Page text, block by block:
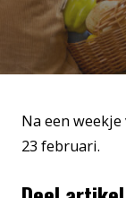
Na een
23 februari.